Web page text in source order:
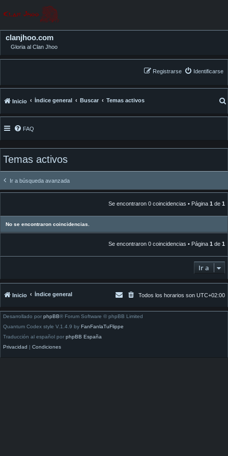
clanjhoo.com
Gloria al Clan Jhoo
Identificarse
Registrarse
Inicio Índice general Buscar Temas activos
FAQ
Temas activos
Ir a búsqueda avanzada
Se encontraron 0 coincidencias • Página 1 de 1
No se encontraron coincidencias.
Se encontraron 0 coincidencias • Página 1 de 1
Ir a
Inicio Índice general Todos los horarios son UTC+02:00
Desarrollado por phpBB® Forum Software © phpBB Limited
Quantum Codex style V.1.4.9 by FanFanlaTuFlippe
Traducción al español por phpBB España
Privacidad
Condiciones